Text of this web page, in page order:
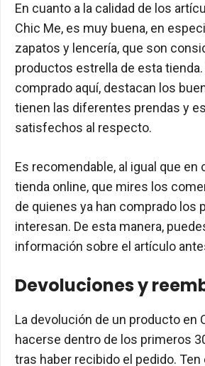
En cuanto a la calidad de los
Chic Me, es muy buena, en
zapatos y lencería, que son
productos estrella de esta tienda.
comprado aquí, destacan los
tienen las diferentes prendas y
satisfechos al respecto.
Es recomendable, al igual que en
tienda online, que mires los
de quienes ya han comprado los
interesan. De esta manera,
información sobre el artículo
Devoluciones y
La devolución de un producto en
hacerse dentro de los primeros
tras haber recibido el pedido. Ten